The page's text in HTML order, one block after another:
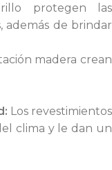
protegen las
además de brindar
madera crean
Los revestimientos
clima y le dan un